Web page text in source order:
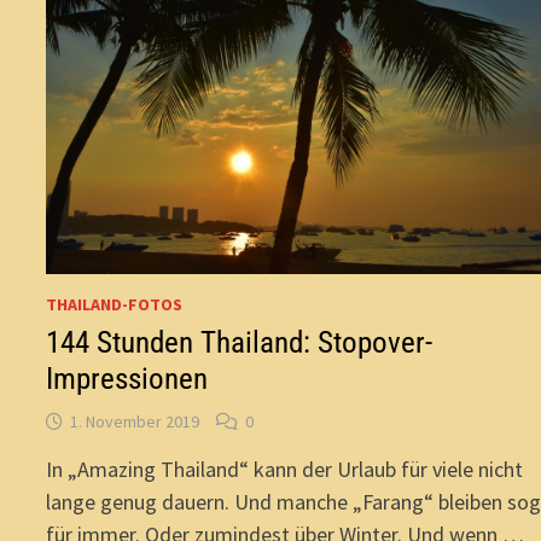
THAILAND-FOTOS
144 Stunden Thailand: Stopover-
Impressionen
1. November 2019 0
In „Amazing Thailand“ kann der Urlaub für viele nicht
lange genug dauern. Und manche „Farang“ bleiben
für immer. Oder zumindest über Winter. Und wenn …